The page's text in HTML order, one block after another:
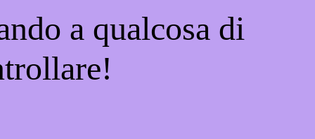
a qualcosa di